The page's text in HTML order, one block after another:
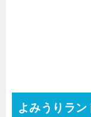
よみうりラ